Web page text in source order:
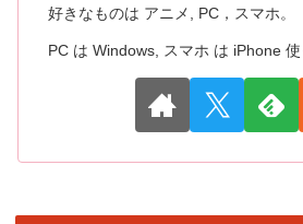
好きなものは アニメ, PC，スマホ。
PC は Windows, スマホ は iPhone 使